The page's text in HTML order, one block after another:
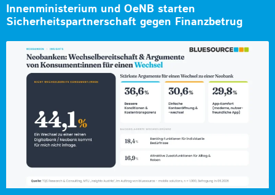
Innenministerium und OeNB starten
Sicherheitspartnerschaft gegen Finanzbetrug